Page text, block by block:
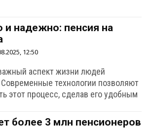
и надежно: пенсия на
12:50
аспект жизни людей
технологии позволяют
этот процесс, сделав его удобным
более 3 млн пенсионеров